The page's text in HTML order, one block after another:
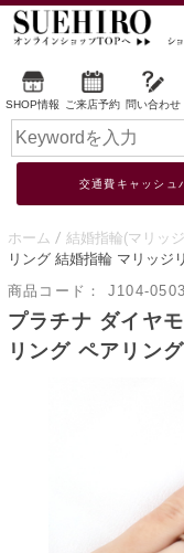
SHOP情報 ご来店予約 問い合わせ
交通費キャッシ
ホーム 結婚指輪(マリッ
リング 結婚指輪 マリッジ
商品コード：
J104-
プラチナ ダイヤ
リング ペアリン